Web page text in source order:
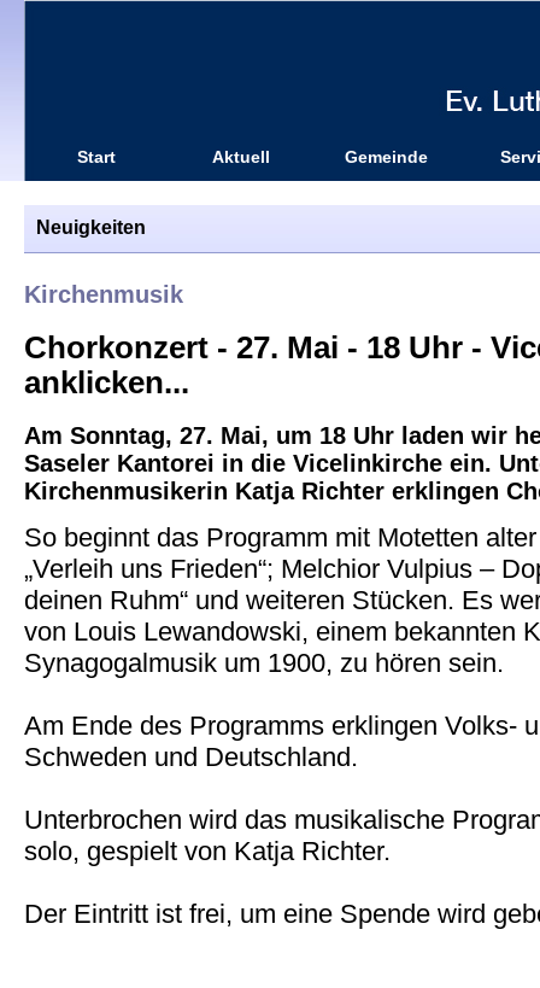
Start Aktuell Gemeinde
Neuigkeiten
Kirchenmusik
Chorkonzert - 27. Mai - 18 Uhr -
anklicken...
Am Sonntag, 27. Mai, um 18 Uhr laden wir
Saseler Kantorei in die Vicelinkirche ein.
Kirchenmusikerin Katja Richter erklingen
So beginnt das Programm mit Motetten
„Verleih uns Frieden“; Melchior Vulpius –
deinen Ruhm“ und weiteren Stücken. Es
von Louis Lewandowski, einem bekannten
Synagogalmusik um 1900, zu hören sein.
Am Ende des Programms erklingen Volks-
Schweden und Deutschland.
Unterbrochen wird das musikalische
solo, gespielt von Katja Richter.
Der Eintritt ist frei, um eine Spende wird